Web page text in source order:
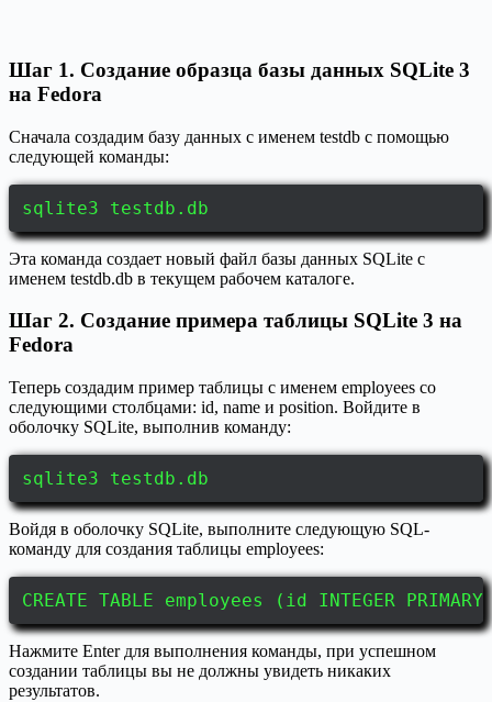
Шаг 1. Создание образца базы данных SQLite 3
на Fedora
Сначала создадим базу данных с именем testdb с помощью
следующей команды:
sqlite3 testdb.db
Эта команда создает новый файл базы данных SQLite с
именем testdb.db в текущем рабочем каталоге.
Шаг 2. Создание примера таблицы SQLite 3 на
Fedora
Теперь создадим пример таблицы с именем employees со
следующими столбцами: id, name и position. Войдите в
оболочку SQLite, выполнив команду:
sqlite3 testdb.db
Войдя в оболочку SQLite, выполните следующую SQL-
команду для создания таблицы employees:
CREATE TABLE employees (id INTEGER
Нажмите Enter для выполнения команды, при успешном
создании таблицы вы не должны увидеть никаких
результатов.